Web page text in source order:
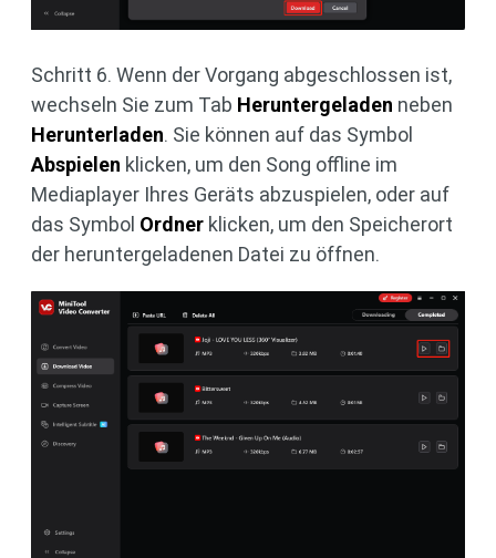
Schritt 6. Wenn der Vorgang abgeschlossen ist,
wechseln Sie zum Tab Heruntergeladen neben
Herunterladen. Sie können auf das Symbol
Abspielen klicken, um den Song offline im
Mediaplayer Ihres Geräts abzuspielen, oder auf
das Symbol Ordner klicken, um den Speicherort
der heruntergeladenen Datei zu öffnen.